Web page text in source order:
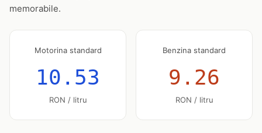
memorabile.
Motorina standard
10.53
RON / litru
Benzina standard
9.26
RON / litru